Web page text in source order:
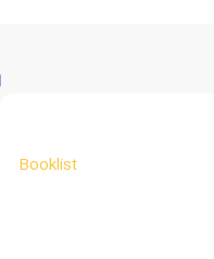
Booklist